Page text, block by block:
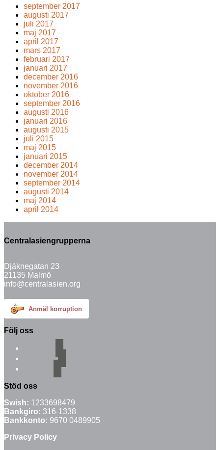
september 2017
augusti 2017
juli 2017
maj 2017
april 2017
mars 2017
februari 2017
januari 2017
december 2016
november 2016
oktober 2016
september 2016
augusti 2016
januari 2016
augusti 2015
juli 2015
maj 2015
januari 2015
december 2014
november 2014
september 2014
augusti 2014
maj 2014
april 2014
Centralasiengrupperna
Djäknegatan 23
21135 Malmö
info@centralasien.org
Anmäl korruption
Följ oss
instagram
Stöd oss
Swish: 1233698479
Bankgiro: 316-1338
Bankkonto: 9670 0489905
Privacy Policy